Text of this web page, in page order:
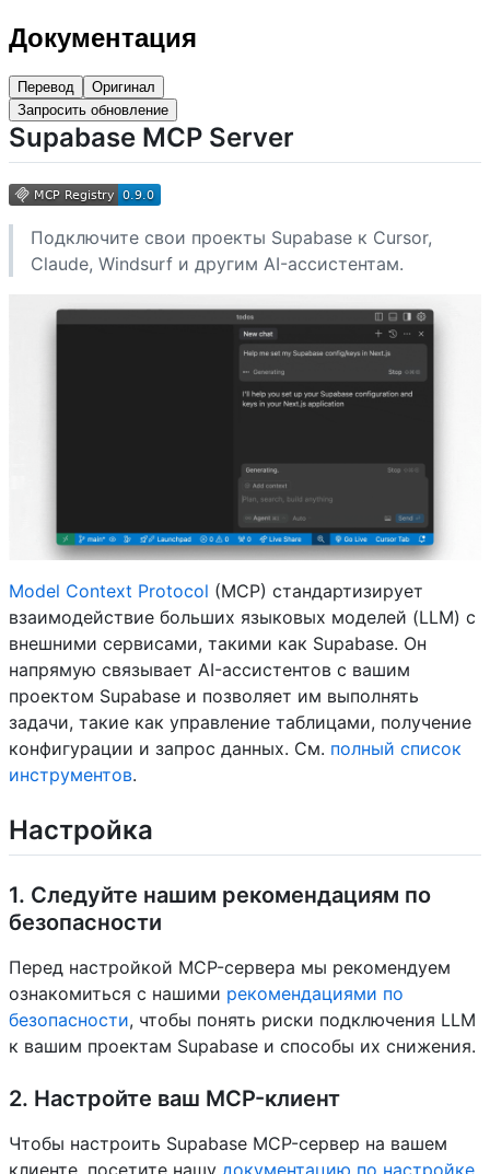
Документация
Перевод
Оригинал
Запросить обновление
Supabase MCP Server
Подключите свои проекты Supabase к Cursor,
Claude, Windsurf и другим AI-ассистентам.
Model Context Protocol (MCP) стандартизирует
взаимодействие больших языковых моделей (LLM) с
внешними сервисами, такими как Supabase. Он
напрямую связывает AI-ассистентов с вашим
проектом Supabase и позволяет им выполнять
задачи, такие как управление таблицами, получение
конфигурации и запрос данных. См. полный список
инструментов.
Настройка
1. Следуйте нашим рекомендациям по
безопасности
Перед настройкой MCP-сервера мы рекомендуем
ознакомиться с нашими рекомендациями по
безопасности, чтобы понять риски подключения LLM
к вашим проектам Supabase и способы их снижения.
2. Настройте ваш MCP-клиент
Чтобы настроить Supabase MCP-сервер на вашем
клиенте, посетите нашу документацию по настройке